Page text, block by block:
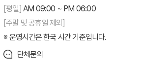
[평일] AM 09:00 ~ PM 06:00
[주말 및 공휴일 제외]
운영시간은 한국 시간 기준입니다.
단체문의